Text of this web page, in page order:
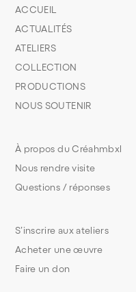
S’inscrire aux ateliers
Acheter une œuvre
Faire un don
À propos du Créahmbxl
Nous rendre visite
Questions / réponses
ACCUEIL
ACTUALITÉS
ATELIERS
COLLECTION
PRODUCTIONS
NOUS SOUTENIR